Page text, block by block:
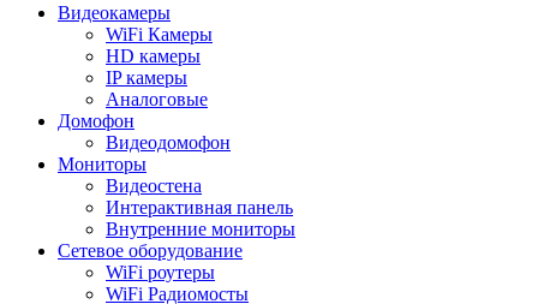
Видеокамеры
WiFi Камеры
HD камеры
IP камеры
Аналоговые
Домофон
Видеодомофон
Мониторы
Видеостена
Интерактивная панель
Внутренние мониторы
Сетевое оборудование
WiFi роутеры
WiFi Радиомосты